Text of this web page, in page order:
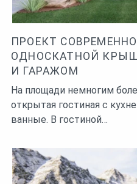
ПРОЕКТ
ОДНОСКАТНОЙ
И ГАРАЖОМ
На площади немногим
открытая гостиная с
ванные. В гостиной…